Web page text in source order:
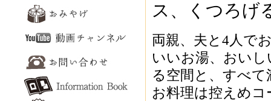
ス、くつろげ
両親、夫と4人で
いいお湯、おい
る空間と、すべ
お料理は控えめ